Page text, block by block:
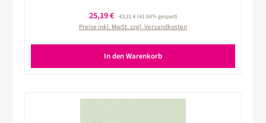
Verkaufspreis:
25,19 € Regulärer Preis:
43,31 €(41.84% gespart)
Preise inkl. MwSt. zzgl. Versandkosten
In den Warenkorb